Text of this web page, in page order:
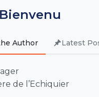
Author Latest
de l’Echiquier